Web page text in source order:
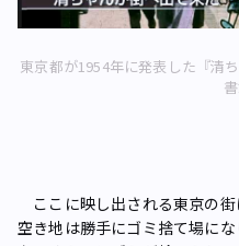
東京都が1954年に発表した『清
ここに映し出される東京の街
空き地は勝手にゴミ捨て場に